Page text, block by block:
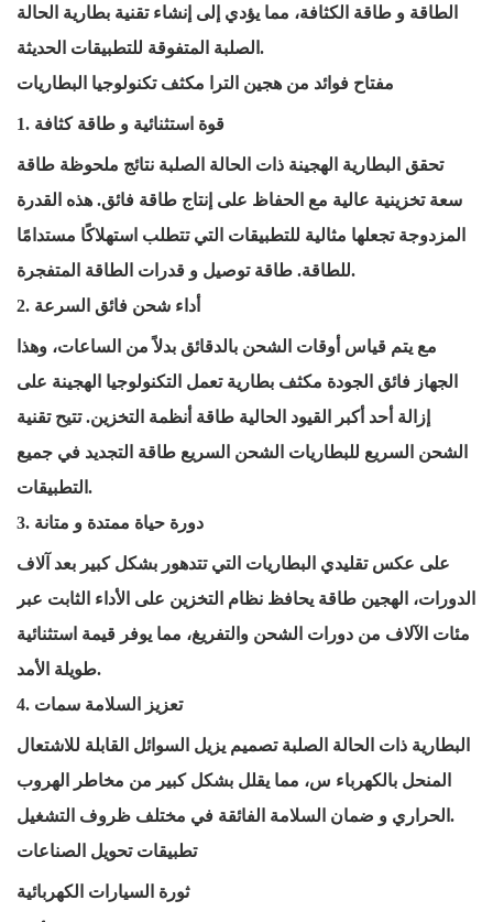
الطاقة و طاقة الكثافة، مما يؤدي إلى إنشاء تقنية بطارية الحالة
الصلبة المتفوقة للتطبيقات الحديثة.
مفتاح فوائد من هجين الترا مكثف تكنولوجيا البطاريات
1. قوة استثنائية و طاقة كثافة
تحقق البطارية الهجينة ذات الحالة الصلبة نتائج ملحوظة طاقة
سعة تخزينية عالية مع الحفاظ على إنتاج طاقة فائق. هذه القدرة
المزدوجة تجعلها مثالية للتطبيقات التي تتطلب استهلاكًا مستدامًا
للطاقة. طاقة توصيل و
قدرات الطاقة المتفجرة.
2. أداء شحن فائق السرعة
مع يتم قياس أوقات الشحن بالدقائق بدلاً من الساعات، وهذا
الجهاز فائق الجودة مكثف بطارية تعمل التكنولوجيا الهجينة على
إزالة أحد أكبر القيود الحالية طاقة أنظمة التخزين. تتيح تقنية
الشحن السريع للبطاريات الشحن السريع طاقة التجديد في جميع
التطبيقات.
3. دورة حياة ممتدة و متانة
على عكس تقليدي البطاريات التي تتدهور بشكل كبير بعد آلاف
الدورات، الهجين طاقة يحافظ نظام التخزين على الأداء الثابت عبر
مئات الآلاف من دورات الشحن والتفريغ، مما يوفر قيمة استثنائية
طويلة الأمد.
4. تعزيز السلامة سمات
البطارية ذات الحالة الصلبة تصميم يزيل السوائل القابلة للاشتعال
المنحل بالكهرباء س، مما يقلل بشكل كبير من مخاطر الهروب
الحراري و
ضمان السلامة الفائقة في مختلف ظروف التشغيل.
تطبيقات تحويل الصناعات
ثورة السيارات الكهربائية